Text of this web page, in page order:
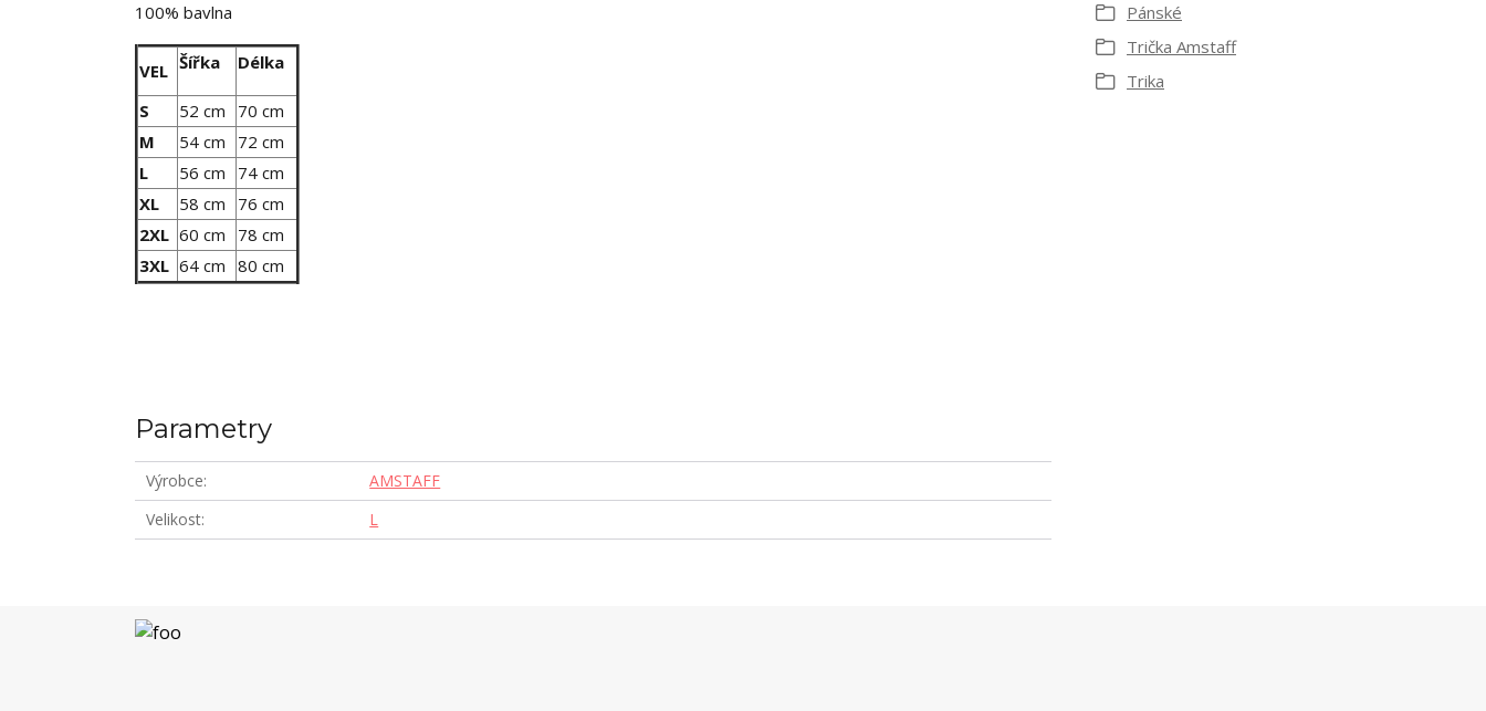
100% bavlna
VEL Šířka Délka
S 52 cm
70 cm
M
54 cm
72 cm
L
56 cm
74 cm
XL
58 cm
76 cm
2XL 60 cm
78 cm
3XL 64 cm 80 cm
Parametry
Výrobce
AMSTAFF
Velikost
L
Pánské
Trička Amstaff
Trika